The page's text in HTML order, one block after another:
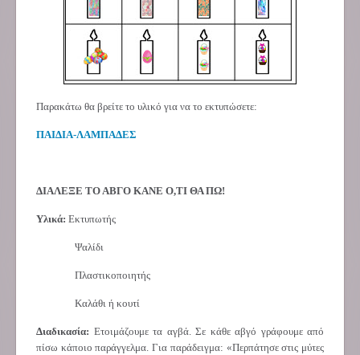
Παρακάτω θα βρείτε το υλικό για να το εκτυπώσετε:
ΠΑΙΔΙΑ-ΛΑΜΠΑΔΕΣ
ΔΙΑΛΕΞΕ ΤΟ ΑΒΓΟ ΚΑΝΕ Ο,ΤΙ ΘΑ ΠΩ!
Υλικά: Εκτυπωτής
Ψαλίδι
Πλαστικοποιητής
Καλάθι ή κουτί
Διαδικασία: Ετοιμάζουμε τα αγβά. Σε κάθε αβγό γράφουμε από
πίσω κάποιο παράγγελμα. Για παράδειγμα: «Περπάτησε στις μύτες